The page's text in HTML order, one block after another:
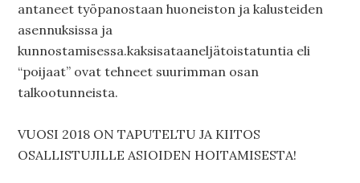
antaneet työpanostaan huoneiston ja kalusteiden
asennuksissa ja
kunnostamisessa.kaksisataaneljätoistatuntia eli
“poijaat” ovat tehneet suurimman osan
talkootunneista.
VUOSI 2018 ON TAPUTELTU JA KIITOS
OSALLISTUJILLE ASIOIDEN HOITAMISESTA!